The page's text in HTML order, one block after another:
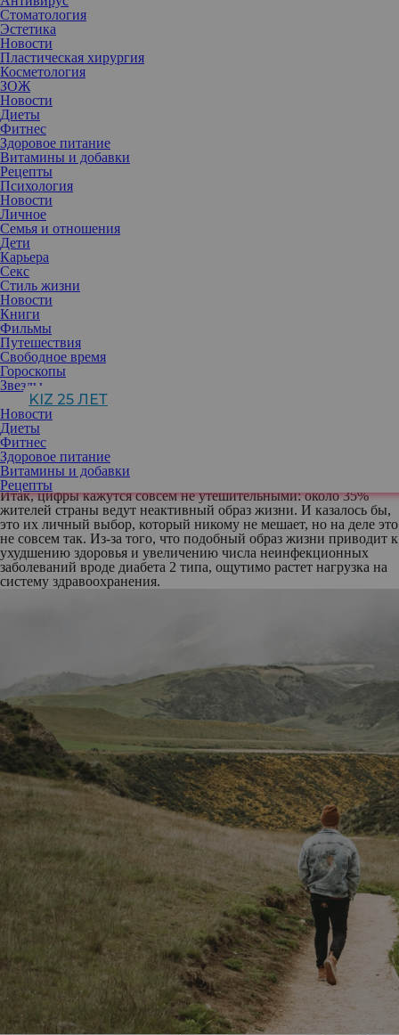
Стоматология
Эстетика
Новости
Пластическая хирургия
Косметология
ЗОЖ
Новости
Диеты
Фитнес
Здоровое питание
Витамины и добавки
Рецепты
Психология
Новости
Личное
Семья и отношения
Дети
Карьера
Секс
Стиль жизни
Новости
Книги
Фильмы
Путешествия
Свободное время
Гороскопы
Звезды
KIZ 25 ЛЕТ
Новости
Диеты
Фитнес
Здоровое питание
Витамины и добавки
Рецепты
Новое исследование показало: чтобы быть здоровым, вовсе не
обязательно совершать многокилометровые прогулки каждый
день. Но есть нюанс.
В начале 2024 года британские ученые опубликовали результаты
исследования, в рамках которого попросили неактивных людей
проходить всего по 5 тысяч шагов 3 раза в неделю. Оказалось,
что даже такие небольшие изменения могут оказать
значительное влияние на здоровье человека и
продолжительности его жизни.
Более того, выяснилось, что замена ленивого образа жизни
умеренно активным сказывается не только на конкретном
человеке, но и на всей нации, точнее, на демографической
ситуации в том или ином регионе.
Так как исследование проводилось в Великобритании, то и
основной упор ученые делали именно на реалии этой страны.
Итак, цифры кажутся совсем не утешительными: около 35%
жителей страны ведут неактивный образ жизни. И казалось бы,
это их личный выбор, который никому не мешает, но на деле это
не совсем так. Из-за того, что подобный образ жизни приводит к
ухудшению здоровья и увеличению числа неинфекционных
заболеваний вроде диабета 2 типа, ощутимо растет нагрузка на
систему здравоохранения.